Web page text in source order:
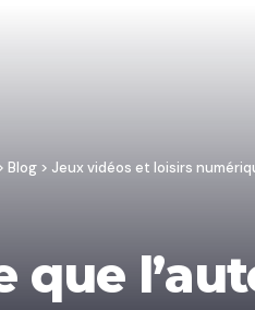
Blog > Jeux vidéos et loisirs
que